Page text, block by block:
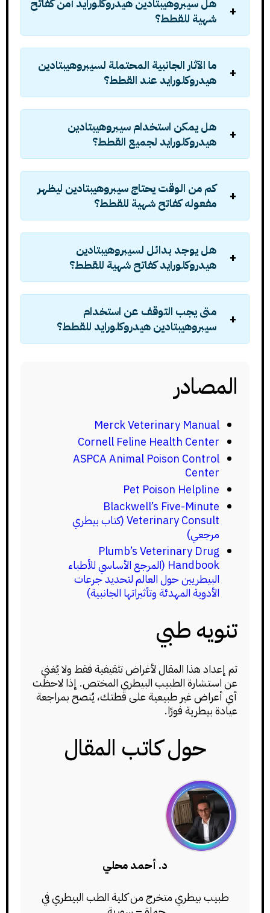
هل سيبروهيبتادين هيدروكلورايد آمن كفاتح
شهية للقطط؟
ما الآثار الجانبية المحتملة لسيبروهيبتادين
هيدروكلورايد عند القطط؟
هل يمكن استخدام سيبروهيبتادين
هيدروكلورايد لجميع القطط؟
كم من الوقت يحتاج سيبروهيبتادين ليظهر
مفعوله كفاتح شهية للقطط؟
هل يوجد بدائل لسيبروهيبتادين
هيدروكلورايد كفاتح شهية للقطط؟
متى يجب التوقف عن استخدام
سيبروهيبتادين هيدروكلورايد للقطط؟
المصادر
Merck Veterinary Manual
Cornell Feline Health Center
ASPCA Animal Poison Control
Center
Pet Poison Helpline
Blackwell’s Five-Minute
Veterinary Consult (كتاب بيطري
مرجعي)
Plumb’s Veterinary Drug
Handbook (المرجع الأساسي للأطباء
البيطريين حول العالم لتحديد جرعات
الأدوية المهدئة وتأثيراتها الجانبية)
تنويه طبي
تم إعداد هذا المقال لأغراض تثقيفية فقط ولا يُغني
عن استشارة الطبيب البيطري المختص. إذا لاحظت
أي أعراض غير طبيعية على قطتك، يُنصح بمراجعة
عيادة بيطرية فورًا.
حول كاتب المقال
د. أحمد محلي
طبيب بيطري متخرج من كلية الطب البيطري في